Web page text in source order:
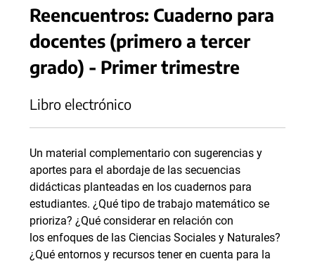
Reencuentros: Cuaderno para
docentes (primero a tercer
grado) - Primer trimestre
Libro electrónico
Un material complementario con sugerencias y
aportes para el abordaje de las secuencias
didácticas planteadas en los cuadernos para
estudiantes. ¿Qué tipo de trabajo matemático se
prioriza? ¿Qué considerar en relación con
los enfoques de las Ciencias Sociales y Naturales?
¿Qué entornos y recursos tener en cuenta para la